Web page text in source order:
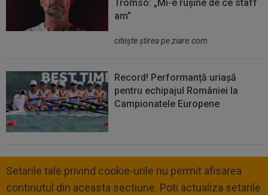
Tromso: „Mi-e rușine de ce staff
am”
citeşte ştirea pe ziare.com
Record! Performanță uriașă
pentru echipajul României la
Campionatele Europene
Setarile tale privind cookie-urile nu permit afisarea
continutul din aceasta sectiune. Poti actualiza setarile